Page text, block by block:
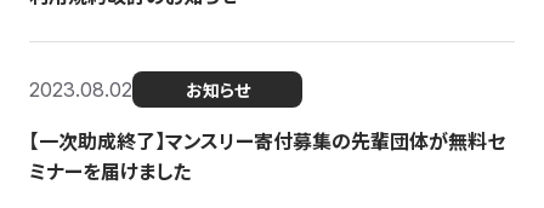
2023.08.02 お知らせ
【一次助成終了】マンスリー寄付募集の先輩団体が無料セ
ミナーを届けました